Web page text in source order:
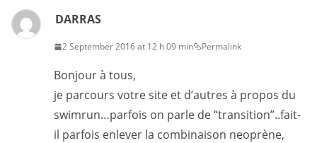
DARRAS
2 September 2016 at 12 h 09 min Permalink
Bonjour à tous,
je parcours votre site et d’autres à propos du
swimrun…parfois on parle de “transition”..fait-
il parfois enlever la combinaison neoprène,